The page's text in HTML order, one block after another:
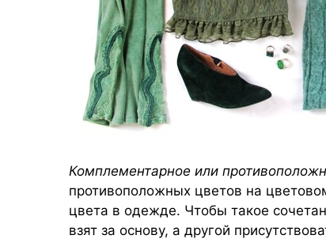
Комплементарное или
противоположных цветов на
цвета в одежде. Чтобы такое
взят за основу, а другой